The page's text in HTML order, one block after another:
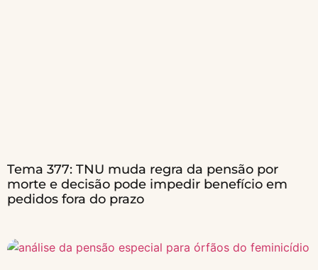
Tema 377: TNU muda regra da pensão por
morte e decisão pode impedir benefício em
pedidos fora do prazo